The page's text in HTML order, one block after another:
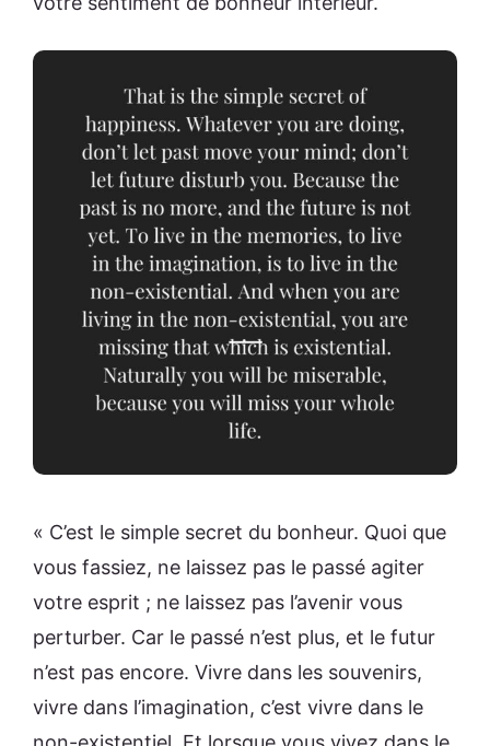
« C’est le simple secret du bonheur. Quoi que
vous fassiez, ne laissez pas le passé agiter
votre esprit ; ne laissez pas l’avenir vous
perturber. Car le passé n’est plus, et le futur
n’est pas encore. Vivre dans les souvenirs,
vivre dans l’imagination, c’est vivre dans le